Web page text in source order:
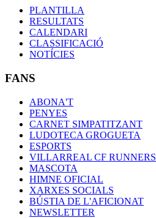
PLANTILLA
RESULTATS
CALENDARI
CLASSIFICACIÓ
NOTÍCIES
FANS
ABONA'T
PENYES
CARNET SIMPATITZANT
LUDOTECA GROGUETA
ESPORTS
VILLARREAL CF RUNNERS
MASCOTA
HIMNE OFICIAL
XARXES SOCIALS
BÚSTIA DE L'AFICIONAT
NEWSLETTER